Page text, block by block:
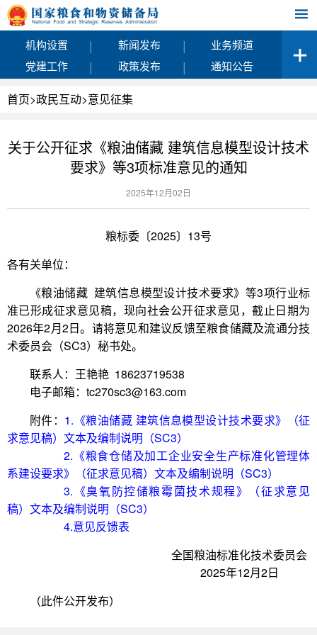
机构设置 | 新闻发布 |
业务频道
党建工作
| 政策发布 | 通知公告
首页>政民互动>意见征集
关于公开征求《粮油储藏 建筑信息模型设计技术
要求》等3项标准意见的通知
2025年12月02日
粮标委〔2025〕13号
各有关单位：
《粮油储藏 建筑信息模型设计技术要求》等3项行业标
准已形成征求意见稿，现向社会公开征求意见，截止日期为
2026年2月2日。请将意见和建议反馈至粮食储藏及流通分技
术委员会（SC3）秘书处。
联系人：王艳艳 18623719538
电子邮箱：tc270sc3@163.com
附件： 1.《粮油储藏 建筑信息模型设计技术要求》（征
求意见稿）文本及编制说明（SC3）
2.《粮食仓储及加工企业安全生产标准化管理体
系建设要求》（征求意见稿）文本及编制说明（SC3）
3.《臭氧防控储粮霉菌技术规程》（征求意见
稿）文本及编制说明（SC3）
4.意见反馈表
全国粮油标准化技术委员会
2025年12月2日
（此件公开发布）